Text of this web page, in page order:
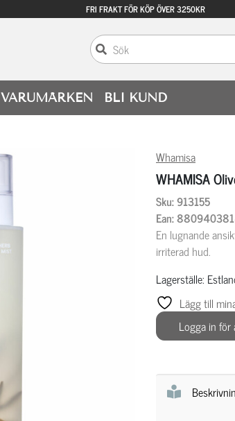
FRI FRAKT FÖR KÖP ÖVER 3250KR
VARUMÄRKEN BLI KUND
Whamisa
WHAMISA
Sku: 913155
Ean:
En lugnande
irriterad hud.
Lagerställe:
Lägg till
Logga in